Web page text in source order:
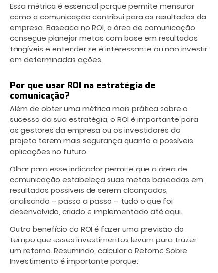
Essa métrica é essencial porque permite mensurar
como a comunicação contribui para os resultados da
empresa. Baseada no ROI, a área de comunicação
consegue planejar metas com base em resultados
tangíveis e entender se é interessante ou não investir
em determinadas ações.
Por que usar ROI na estratégia de
comunicação?
Além de obter uma métrica mais prática sobre o
sucesso da sua estratégia, o ROI é importante para
os gestores da empresa ou os investidores do
projeto terem mais segurança quanto a possíveis
aplicações no futuro.
Olhar para esse indicador permite que a área de
comunicação estabeleça suas metas baseadas em
resultados possíveis de serem alcançados,
analisando – passo a passo – tudo o que foi
desenvolvido, criado e implementado até aqui.
Outro benefício do ROI é fazer uma previsão do
tempo que esses investimentos levam para trazer
um retorno. Resumindo, calcular o Retorno Sobre
Investimento é importante porque: